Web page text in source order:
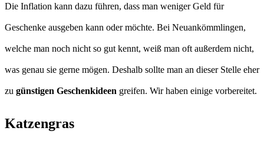
Die Inflation kann dazu führen, dass man weniger Geld für
Geschenke ausgeben kann oder möchte. Bei Neuankömmlingen,
welche man noch nicht so gut kennt, weiß man oft außerdem nicht,
was genau sie gerne mögen. Deshalb sollte man an dieser Stelle eher
zu günstigen Geschenkideen greifen. Wir haben einige vorbereitet.
Katzengras